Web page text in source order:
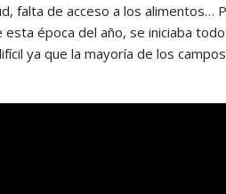
falta de acceso a los alimentos…
época del año, se iniciaba
ya que la mayoría de los